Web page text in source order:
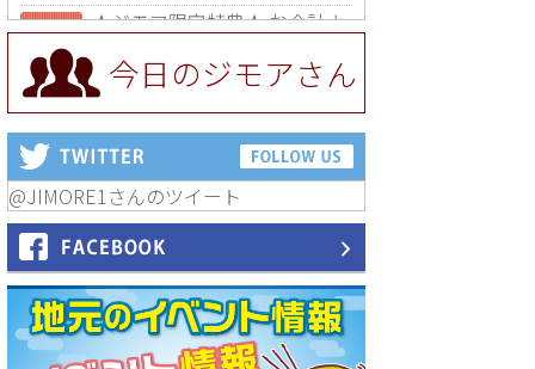
★ジモア限定特典★ お会計よ
り全品5％OFF（ナチュラル＆
ハンドメイドショップ［マキ
マキ］）
[有効期限]2026年9月30日まで
【ジモア限定①】初回割引 特
価 VIO脱毛11,000円⇒8,800円
（メンズ専門ワックス脱毛サ
ロン Mickle（ミックル））
【ジモア読者特典2】コース 3,
500円→3,000円（料理5品+2
時間飲み放題）（創作イタリ
アン Pia Cuore（ピアクオー
レ））
[有効期限]2026年9月30日
今日のジモアさん
@JIMORE1さんのツイート